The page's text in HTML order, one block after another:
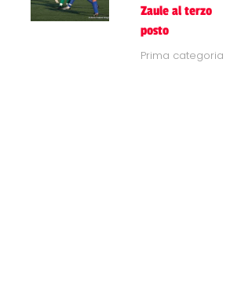
Zaule al terzo
posto
Prima categoria